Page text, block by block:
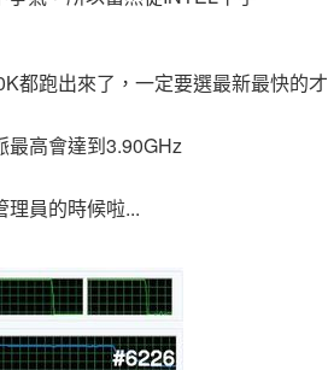
都跑出來了，一定要選最新最快的才
最高會達到3.90GHz
員的時候啦...